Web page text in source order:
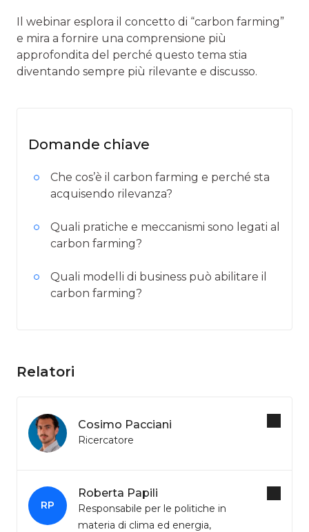
Il webinar esplora il concetto di “carbon farming”
e mira a fornire una comprensione più
approfondita del perché questo tema stia
diventando sempre più rilevante e discusso.
Domande chiave
Che cos’è il carbon farming e perché sta
acquisendo rilevanza?
Quali pratiche e meccanismi sono legati al
carbon farming?
Quali modelli di business può abilitare il
carbon farming?
Relatori
Cosimo Pacciani
Ricercatore
RP
Roberta Papili
Responsabile per le politiche in
materia di clima ed energia,